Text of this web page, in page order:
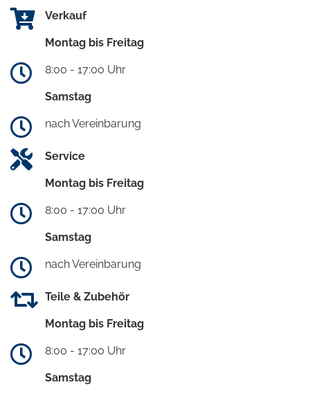
Verkauf
Montag bis Freitag
8:00 - 17:00 Uhr
Samstag
nach Vereinbarung
Service
Montag bis Freitag
8:00 - 17:00 Uhr
Samstag
nach Vereinbarung
Teile & Zubehör
Montag bis Freitag
8:00 - 17:00 Uhr
Samstag